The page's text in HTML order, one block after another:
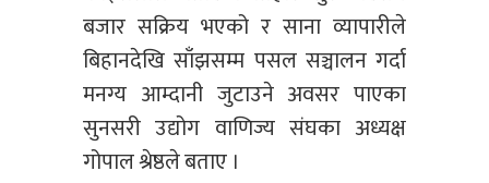
बजार सक्रिय भएको र साना व्यापारीले
बिहानदेखि साँझसम्म पसल सञ्चालन गर्दा
मनग्य आम्दानी जुटाउने अवसर पाएका
सुनसरी उद्योग वाणिज्य संघका अध्यक्ष
गोपाल श्रेष्ठले बताए ।